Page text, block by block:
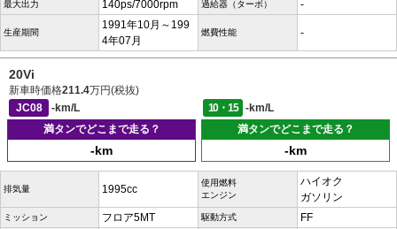
最大出力 140ps/7000rpm 過給器（ターボ） -
生産期間
1991年10月～199
4年07月
燃費性能 -
20Vi
新車時価格211.4万円(税抜)
JC08
-km/L 10・15
-km/L
満タンでどこまで走る？
-km
満タンでどこまで走る？
-km
排気量 1995cc
使用燃料
エンジン
ハイオク
ガソリン
ミッション フロア5MT 駆動方式 FF